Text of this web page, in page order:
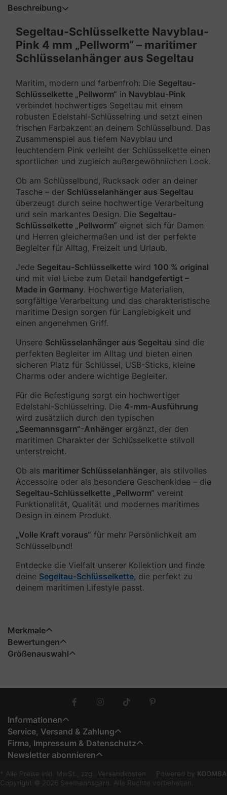
Beschreibung
Segeltau-Schlüsselkette Navyblau-
Pink 4 mm „Pellworm“ – maritimer
Schlüsselanhänger aus Segeltau
Maritim, modern und farbenfroh: Die Segeltau-
Schlüsselkette „Pellworm“ in Navyblau-Pink
verbindet hochwertiges Segeltau mit einem
robusten Edelstahl-Schlüsselring und setzt einen
frischen Farbakzent an deinem Schlüsselbund. Das
Zusammenspiel aus tiefem Navyblau und
leuchtendem Pink verleiht der Schlüsselkette einen
sportlichen und zugleich außergewöhnlichen Look.
Ob am Schlüsselbund, Rucksack oder an deiner
Tasche – der Schlüsselanhänger aus Segeltau
überzeugt durch seine hochwertige Verarbeitung
und sein markantes Design. Die Segeltau-
Schlüsselkette „Pellworm“ eignet sich für Damen
und Herren gleichermaßen und ist der perfekte
Begleiter für Alltag, Freizeit und Urlaub.
Jede Segeltau-Schlüsselkette wird 100 % original
und mit viel Liebe zum Detail handgefertigt –
Made in Germany. Hochwertige Materialien,
sorgfältige Verarbeitung und das charakteristische
maritime Design sorgen für Langlebigkeit und
einen angenehmen Griff.
Unsere Schlüsselanhänger aus Segeltau sind die
perfekten Begleiter im Alltag und bieten einen
sicheren Platz für Schlüssel, USB-Sticks, kleine
Charms oder andere wichtige Begleiter.
Für die Befestigung sorgt ein hochwertiger
Edelstahl-Schlüsselring. Die 4-mm-Ausführung
wird zusätzlich durch den typischen
„Seemannsgarn“-Anhänger ergänzt, der den
maritimen Charakter der Schlüsselkette stilvoll
unterstreicht.
Ob als maritimer Schlüsselanhänger, als stilvolles
Accessoire oder als besondere Geschenkidee – die
Segeltau-Schlüsselkette „Pellworm“ vereint
Funktionalität, Qualität und modernes maritimes
Design in einem Produkt.
„Volle Kraft voraus“ für mehr Persönlichkeit am
Schlüsselbund!
Entdecke die Vielfalt unserer Kollektion und finde
deine Segeltau-Schlüsselkette, die perfekt zu
deinem maritimen Lifestyle passt.
Merkmale
Bewertungen
Größenauswahl
Informationen
Service, Versand & Zahlung
Firma, Impressum & Datenschutz
Newsletter abonnieren
* Alle Preise inkl. MwSt., zzgl. Versandkosten Powered by KOOMBA
Copyright © 2026 Seemannsgarn. Alle Rechte vorbehalten.